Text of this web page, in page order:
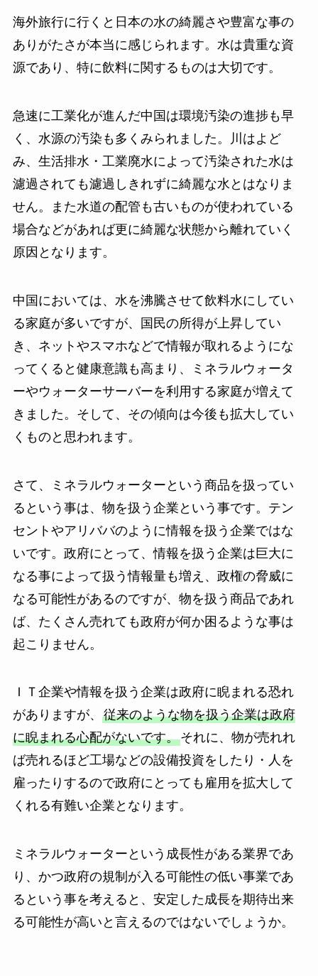
海外旅行に行くと日本の水の綺麗さや豊富な事の
ありがたさが本当に感じられます。水は貴重な資
源であり、特に飲料に関するものは大切です。
急速に工業化が進んだ中国は環境汚染の進捗も早
く、水源の汚染も多くみられました。川はよど
み、生活排水・工業廃水によって汚染された水は
濾過されても濾過しきれずに綺麗な水とはなりま
せん。また水道の配管も古いものが使われている
場合などがあれば更に綺麗な状態から離れていく
原因となります。
中国においては、水を沸騰させて飲料水にしてい
る家庭が多いですが、国民の所得が上昇してい
き、ネットやスマホなどで情報が取れるようにな
ってくると健康意識も高まり、ミネラルウォータ
ーやウォーターサーバーを利用する家庭が増えて
きました。そして、その傾向は今後も拡大してい
くものと思われます。
さて、ミネラルウォーターという商品を扱ってい
るという事は、物を扱う企業という事です。テン
セントやアリババのように情報を扱う企業ではな
いです。政府にとって、情報を扱う企業は巨大に
なる事によって扱う情報量も増え、政権の脅威に
なる可能性があるのですが、物を扱う商品であれ
ば、たくさん売れても政府が何か困るような事は
起こりません。
ＩＴ企業や情報を扱う企業は政府に睨まれる恐れ
がありますが、 従来のような物を扱う企業は政府
に睨まれる心配がないです。それに、物が売れれ
ば売れるほど工場などの設備投資をしたり・人を
雇ったりするので政府にとっても雇用を拡大して
くれる有難い企業となります。
ミネラルウォーターという成長性がある業界であ
り、かつ政府の規制が入る可能性の低い事業であ
るという事を考えると、安定した成長を期待出来
る可能性が高いと言えるのではないでしょうか。